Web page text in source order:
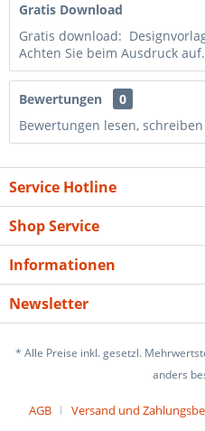
Gratis Download
Gratis download:
Achten Sie beim Ausdruck
Bewertungen
0
Bewertungen lesen,
Service Hotline
Shop Service
Informationen
Newsletter
* Alle Preise inkl. gesetzl.
anders
AGB Versand und